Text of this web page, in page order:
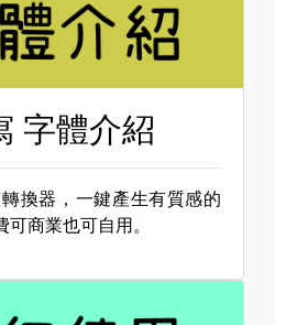
字體介紹
換器，一鍵產生有質感的
可商業也可自用。